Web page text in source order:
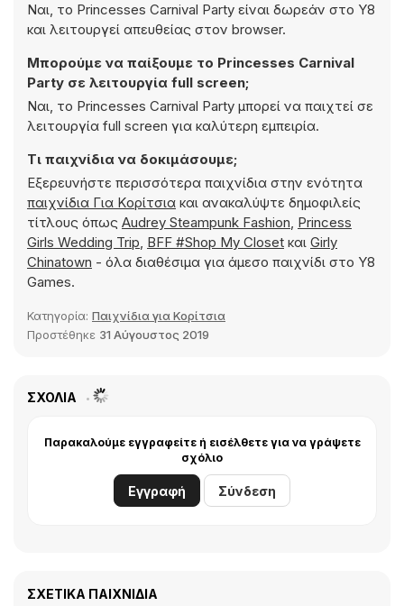
Ναι, το Princesses Carnival Party είναι δωρεάν στο Y8
και λειτουργεί απευθείας στον browser.
Μπορούμε να παίξουμε το Princesses Carnival
Party σε λειτουργία full screen;
Ναι, το Princesses Carnival Party μπορεί να παιχτεί σε
λειτουργία full screen για καλύτερη εμπειρία.
Τι παιχνίδια να δοκιμάσουμε;
Εξερευνήστε περισσότερα παιχνίδια στην ενότητα
παιχνίδια Για Kορίτσια και ανακαλύψτε δημοφιλείς
τίτλους όπως Audrey Steampunk Fashion, Princess
Girls Wedding Trip, BFF #Shop My Closet και Girly
Chinatown - όλα διαθέσιμα για άμεσο παιχνίδι στο Y8
Games.
Κατηγορία: Παιχνίδια για Κορίτσια
Προστέθηκε 31 Αύγουστος 2019
ΣΧΌΛΙΑ
Παρακαλούμε εγγραφείτε ή εισέλθετε για να γράψετε
σχόλιο
Εγγραφή Σύνδεση
ΣΧΕΤΙΚΆ ΠΑΙΧΝΊΔΙΑ